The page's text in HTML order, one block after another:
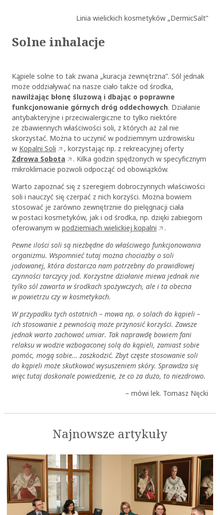
Linia wielickich kosmetyków „DermicSalt”
Solne inhalacje
Kąpiele solne to tak zwana „kuracja zewnętrzna”. Sól jednak
może oddziaływać na nasze ciało także od środka,
nawilżając błonę śluzową i dbając o poprawne
funkcjonowanie górnych dróg oddechowych. Działanie
antybakteryjne i przeciwalergiczne to tylko niektóre
ze zbawiennych właściwości soli, z których aż żal nie
skorzystać. Można to uczynić w podziemnym uzdrowisku
w Kopalni Soli
, korzystając np. z rekreacyjnej oferty
Zdrowa Sobota
. Kilka godzin spędzonych w specyficznym
mikroklimacie pozwoli odpocząć od obowiązków.
Warto zapoznać się z szeregiem dobroczynnych właściwości
soli i nauczyć się czerpać z nich korzyści. Można bowiem
stosować je zarówno zewnętrznie do pielęgnacji ciała
w postaci kosmetyków, jak i od środka, np. dzięki zabiegom
oferowanym wpodziemiach wielickiej kopalni
.
Pewne ilości soli są niezbędne do właściwego funkcjonowania
organizmu. Wspomnieć tutaj można chociażby o soli
jodowanej, która dostarcza nam potrzebny do prawidłowej
czynności tarczycy jod. Korzystne działanie miewa jednak nie
tylko sól zawarta w środkach spożywczych, ale i ta obecna
w powietrzu czy w kosmetykach.
W przypadku tych ostatnich – mowa np. o solach do kąpieli –
ich stosowanie z pewnością może przynosić korzyści. Zawsze
jednak warto zachować umiar. Tak naprawdę bowiem fani
relaksu w wodzie wzbogaconej solą do kąpieli, zamiast sobie
pomóc, mogą sobie… zaszkodzić. Zbyt częste stosowanie soli
do kąpieli może skutkować wysuszeniem skóry. Sprawdza się
więc tutaj doskonale powiedzenie, że co za dużo, to niezdrowo.
– mówi lek. Tomasz Nęcki
Najnowsze artykuły